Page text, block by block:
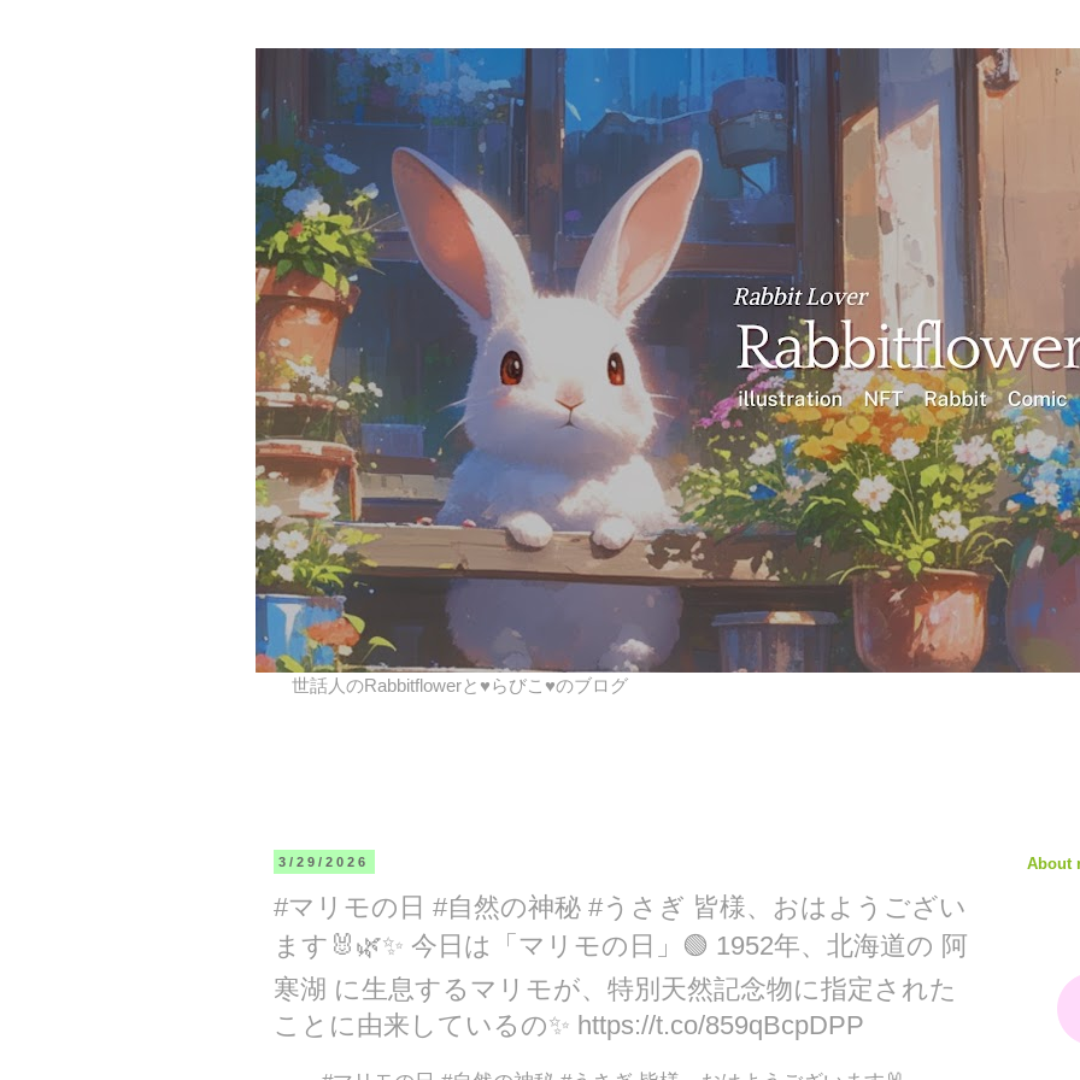
世話人のRabbitflowerと♥らびこ♥のブログ
3/29/2026
#マリモの日 #自然の神秘 #うさぎ 皆様、おはようござい
ます🐰🌿✨ 今日は「マリモの日」🟢 1952年、北海道の 阿
寒湖 に生息するマリモが、特別天然記念物に指定された
ことに由来しているの✨ https://t.co/859qBcpDPP
About